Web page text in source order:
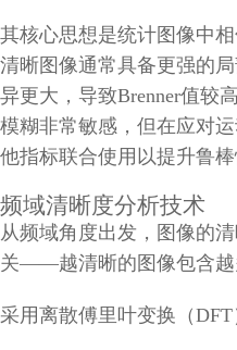
其核心思想是统计图像中
清晰图像通常具备更强的
异更大，导致Brenner值较
模糊非常敏感，但在应对
他指标联合使用以提升鲁棒
频域清晰度分析技术
从频域角度出发，图像的
关——越清晰的图像包含越
采用离散傅里叶变换（